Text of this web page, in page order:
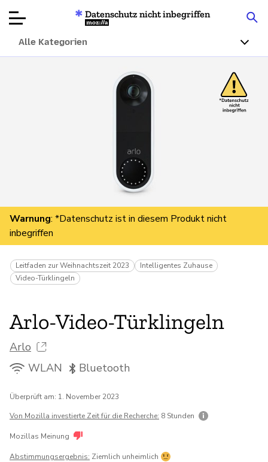
Produktbewertungen
Spenden
Datenschutz nicht inbegriffen
Mozilla
Alle Kategorien
Warnung: *Datenschutz ist in diesem Produkt nicht
inbegriffen
Leitfaden zur Weihnachtszeit 2023
Intelligentes Zuhause
Video-Türklingeln
Arlo-Video-Türklingeln
Arlo
WLAN
Bluetooth
Überprüft am: 1. November 2023
Von Mozilla investierte Zeit für die Recherche: 8 Stunden
Mozillas Meinung
Abstimmungsergebnis: Ziemlich unheimlich